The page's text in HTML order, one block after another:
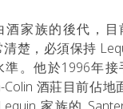
酒家族的後代，目
清楚，必須保持
準。他於1996年
Colin 酒莊目前佔地